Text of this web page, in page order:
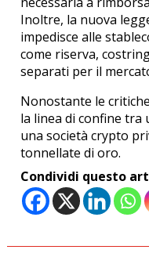
Inoltre, la nuova
impedisce alle
come riserva,
separati per il
Nonostante le
la linea di confine tra
una società crypto
tonnellate di oro.
Condividi questo